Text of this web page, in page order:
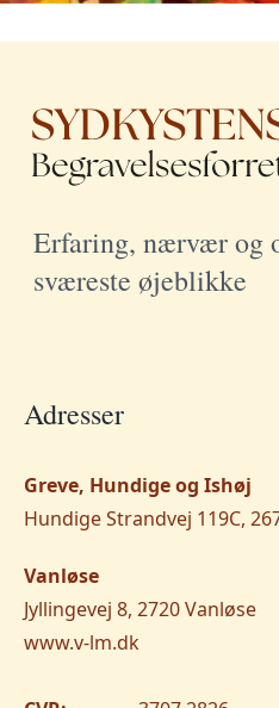
Erfaring, nærvær og
sværeste øjeblikke
Adresser
Greve, Hundige og Ishøj
Hundige Strandvej 119C,
Vanløse
Jyllingevej 8, 2720 Vanløse
www.v-lm.dk